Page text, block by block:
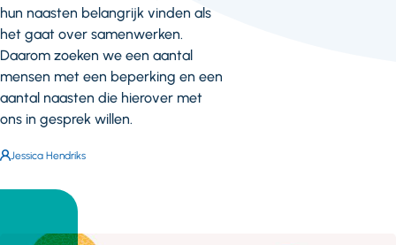
hun naasten belangrijk vinden als
het gaat over samenwerken.
Daarom zoeken we een aantal
mensen met een beperking en een
aantal naasten die hierover met
ons in gesprek willen.
Auteur:
Jessica Hendriks